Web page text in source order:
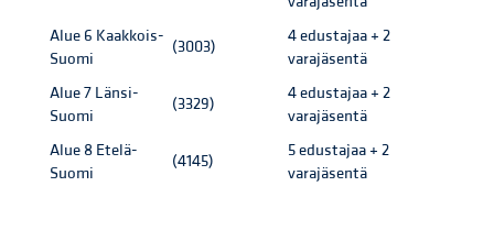
Alue 6 Kaakkois-
Suomi
(3003)
4 edustajaa + 2
varajäsentä
Alue 7 Länsi-
Suomi
(3329)
4 edustajaa + 2
varajäsentä
Alue 8 Etelä-
Suomi
(4145)
5 edustajaa + 2
varajäsentä